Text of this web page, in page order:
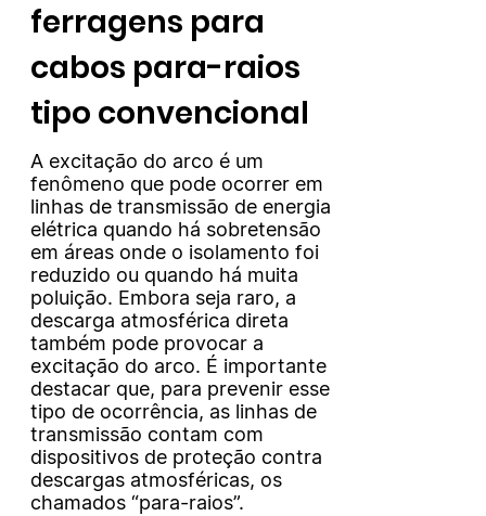
A excitação do arco é um
fenômeno que pode ocorrer em
linhas de transmissão de energia
elétrica quando há sobretensão
em áreas onde o isolamento foi
reduzido ou quando há muita
poluição. Embora seja raro, a
descarga atmosférica direta
também pode provocar a
excitação do arco. É importante
destacar que, para prevenir esse
tipo de ocorrência, as linhas de
transmissão contam com
dispositivos de proteção contra
descargas atmosféricas, os
chamados “para-raios”.
ferragens para
cabos para-raios
tipo convencional